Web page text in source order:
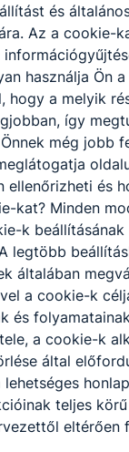
kezel,
szükséges
tervez és
és szerveroldali
tervez és
tesztel;
tervez és
és
időszükségletet
A
oktatás. A
nyelv a
területre
és
Az a cookie-
használja Ön
hogy a melyik
így
még jobb
ellenőrizheti és
kat? Minden
k beállításának
A legtöbb
általában
a cookie-k
és
a cookie-k
által
teljes
eltérően